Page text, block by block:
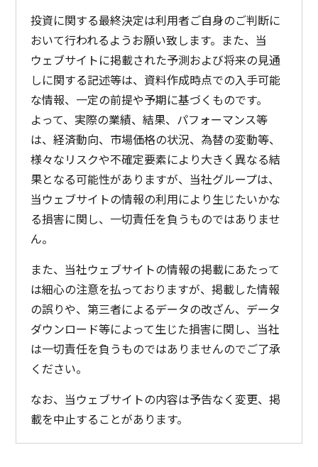
投資に関する最終決定は利用者ご自身のご判断に
おいて行われるようお願い致します。また、当
ウェブサイトに掲載された予測および将来の見通
しに関する記述等は、資料作成時点での入手可能
な情報、一定の前提や予期に基づくものです。
よって、実際の業績、結果、パフォーマンス等
は、経済動向、市場価格の状況、為替の変動等、
様々なリスクや不確定要素により大きく異なる結
果となる可能性がありますが、当社グループは、
当ウェブサイトの情報の利用により生じたいかな
る損害に関し、一切責任を負うものではありませ
ん。
また、当社ウェブサイトの情報の掲載にあたって
は細心の注意を払っておりますが、掲載した情報
の誤りや、第三者によるデータの改ざん、データ
ダウンロード等によって生じた損害に関し、当社
は一切責任を負うものではありませんのでご了承
ください。
なお、当ウェブサイトの内容は予告なく変更、掲
載を中止することがあります。